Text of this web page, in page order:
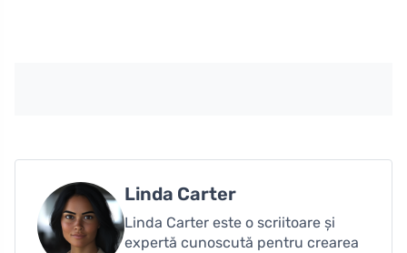
Linda Carter
Linda Carter este o scriitoare și
expertă cunoscută pentru crearea